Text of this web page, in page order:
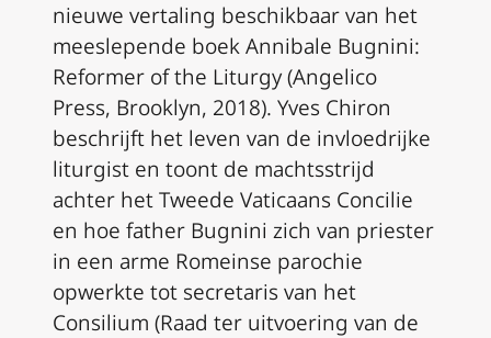
nieuwe vertaling beschikbaar van het
meeslepende boekAnnibale Bugnini:
Reformer of the Liturgy(Angelico
Press, Brooklyn, 2018). Yves Chiron
beschrijft het leven van de invloedrijke
liturgist en toont de machtsstrijd
achter het Tweede Vaticaans Concilie
en hoe father Bugnini zich van priester
in een arme Romeinse parochie
opwerkte tot secretaris van het
Consilium (Raad ter uitvoering van de